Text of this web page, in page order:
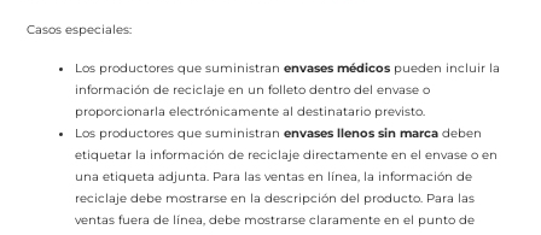
Casos especiales:
Los productores que suministranenvases médicos pueden incluir la
información de reciclaje en un folleto dentro del envase o
proporcionarla electrónicamente al destinatario previsto.
Los productores que suministranenvases llenos sin marca deben
etiquetar la información de reciclaje directamente en el envase o en
una etiqueta adjunta. Para las ventas en línea, la información de
reciclaje debe mostrarse en la descripción del producto. Para las
ventas fuera de línea, debe mostrarse claramente en el punto de